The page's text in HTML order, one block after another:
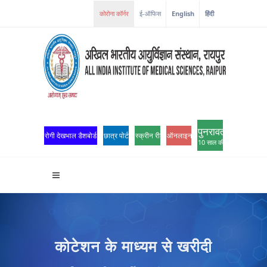
ई-ऑफिस English हिंदी
रोगी देखभाल डैशबोर्ड छात्र पोर्टल स्क्रीन रीडर एक्सेसऑनलाइन ओपीडी पंजीकरण
पुनरावर्तन
10 साल की उत्कृष्टता
कोटेशन के माध्यम से खरीदी